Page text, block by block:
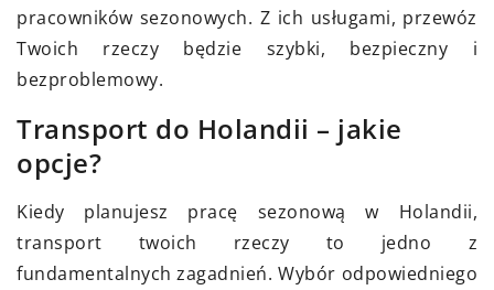
pracowników sezonowych. Z ich usługami, przewóz
Twoich rzeczy będzie szybki, bezpieczny i
bezproblemowy.
Transport do Holandii – jakie
opcje?
Kiedy planujesz pracę sezonową w Holandii,
transport twoich rzeczy to jedno z
fundamentalnych zagadnień. Wybór odpowiedniego